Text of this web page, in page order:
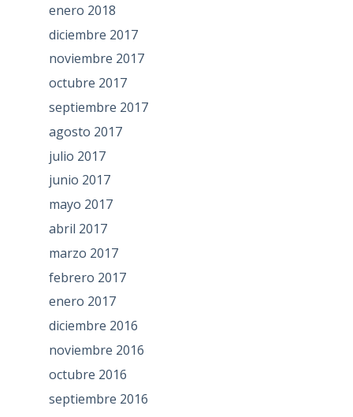
enero 2018
diciembre 2017
noviembre 2017
octubre 2017
septiembre 2017
agosto 2017
julio 2017
junio 2017
mayo 2017
abril 2017
marzo 2017
febrero 2017
enero 2017
diciembre 2016
noviembre 2016
octubre 2016
septiembre 2016